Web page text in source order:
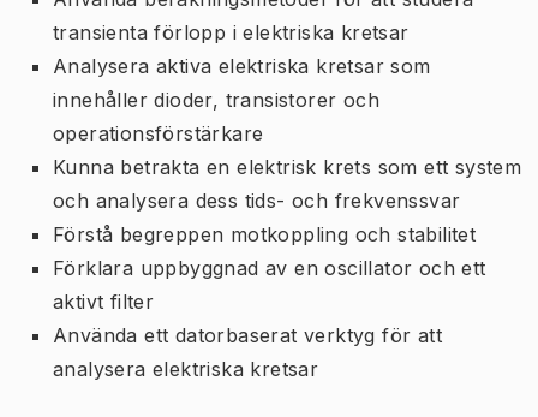
transienta förlopp i elektriska kretsar
Analysera aktiva elektriska kretsar som
innehåller dioder, transistorer och
operationsförstärkare
Kunna betrakta en elektrisk krets som ett system
och analysera dess tids- och frekvenssvar
Förstå begreppen motkoppling och stabilitet
Förklara uppbyggnad av en oscillator och ett
aktivt filter
Använda ett datorbaserat verktyg för att
analysera elektriska kretsar